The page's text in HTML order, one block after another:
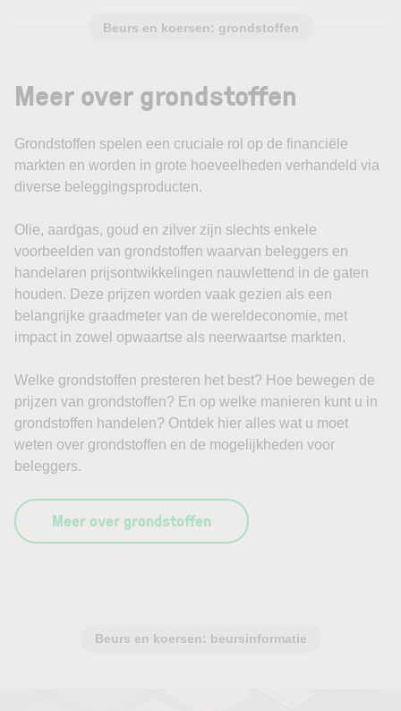
Beurs en koersen: grondstoffen
Meer over grondstoffen
Grondstoffen spelen een cruciale rol op de financiële
markten en worden in grote hoeveelheden verhandeld via
diverse beleggingsproducten.
Olie, aardgas, goud en zilver zijn slechts enkele
voorbeelden van grondstoffen waarvan beleggers en
handelaren prijsontwikkelingen nauwlettend in de gaten
houden. Deze prijzen worden vaak gezien als een
belangrijke graadmeter van de wereldeconomie, met
impact in zowel opwaartse als neerwaartse markten.
Welke grondstoffen presteren het best? Hoe bewegen de
prijzen van grondstoffen? En op welke manieren kunt u in
grondstoffen handelen? Ontdek hier alles wat u moet
weten over grondstoffen en de mogelijkheden voor
beleggers.
Meer over grondstoffen
Beurs en koersen: beursinformatie